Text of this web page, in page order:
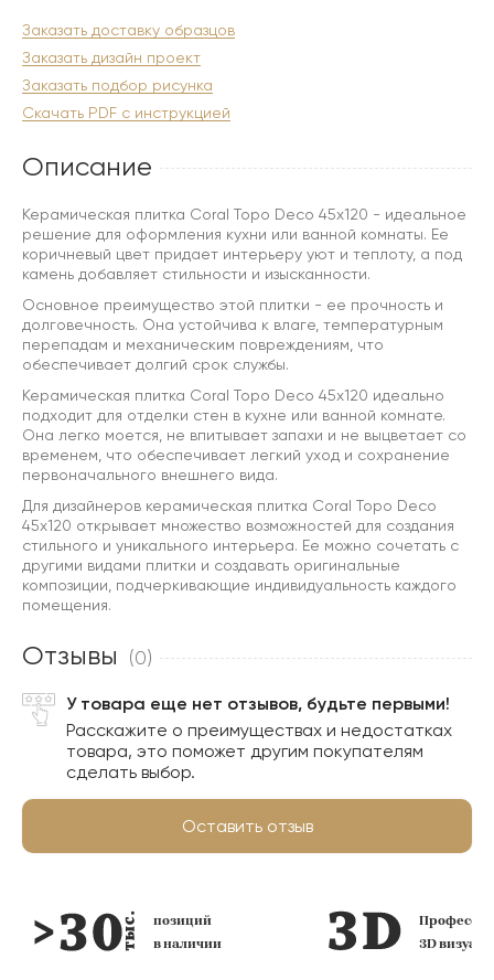
Заказать доставку образцов
Заказать дизайн проект
Заказать подбор рисунка
Скачать PDF с инструкцией
Описание
Керамическая плитка Coral Topo Deco 45x120 - идеальное
решение для оформления кухни или ванной комнаты. Ее
коричневый цвет придает интерьеру уют и теплоту, а под
камень добавляет стильности и изысканности.
Основное преимущество этой плитки - ее прочность и
долговечность. Она устойчива к влаге, температурным
перепадам и механическим повреждениям, что
обеспечивает долгий срок службы.
Керамическая плитка Coral Topo Deco 45x120 идеально
подходит для отделки стен в кухне или ванной комнате.
Она легко моется, не впитывает запахи и не выцветает со
временем, что обеспечивает легкий уход и сохранение
первоначального внешнего вида.
Для дизайнеров керамическая плитка Coral Topo Deco
45x120 открывает множество возможностей для создания
стильного и уникального интерьера. Ее можно сочетать с
другими видами плитки и создавать оригинальные
композиции, подчеркивающие индивидуальность каждого
помещения.
Отзывы (0)
У товара еще нет отзывов, будьте первыми!
Расскажите о преимуществах и недостатках
товара, это поможет другим покупателям
сделать выбор.
Оставить отзыв
позиций
в наличии
3D